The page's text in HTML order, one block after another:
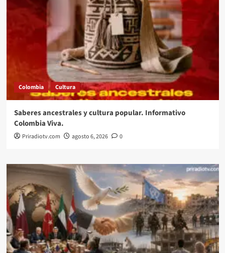
Colombia Cultura
Saberes ancestrales y cultura popular. Informativo
Colombia Viva.
Priradiotv.com agosto 6, 2026 0